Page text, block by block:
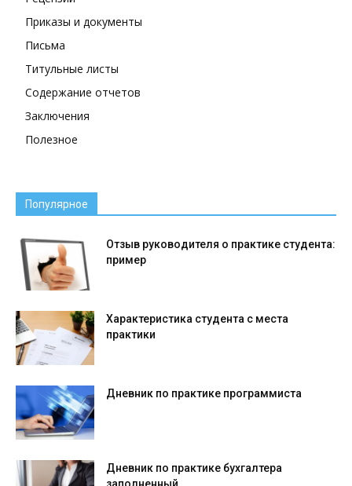
Приказы и документы
Письма
Титульные листы
Содержание отчетов
Заключения
Полезное
Популярное
Отзыв руководителя о практике студента:
пример
Характеристика студента с места
практики
Дневник по практике программиста
Дневник по практике бухгалтера